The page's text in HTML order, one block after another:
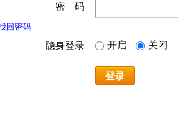
密 码
回密码
隐身登录 开启 关闭
登录